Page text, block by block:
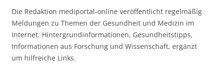
Die Redaktion mediportal-online veröffentlicht regelmäßig
Meldungen zu Themen der Gesundheit und Medizin im
Internet. Hintergrundinformationen, Gesundheitstipps,
Informationen aus Forschung und Wissenschaft, ergänzt
um hilfreiche Links.